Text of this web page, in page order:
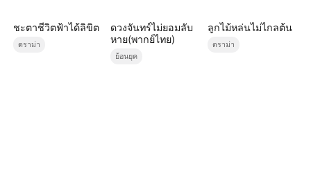
ชะตาชีวิตฟ้าได้ลิขิต
ดราม่า
ดวงจันทร์ไม่ยอมลับ
หาย(พากย์ไทย)
ย้อนยุค
ลูกไม้หล่นไม่ไกลต้น
ดราม่า